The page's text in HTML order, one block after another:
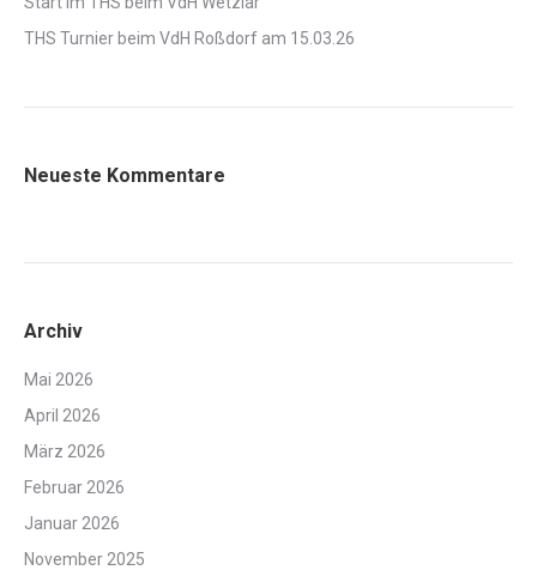
THS Turnier beim VdH Roßdorf am 15.03.26
Neueste Kommentare
Archiv
Mai 2026
April 2026
März 2026
Februar 2026
Januar 2026
November 2025